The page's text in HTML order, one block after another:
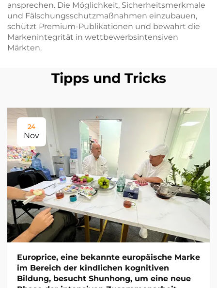
ansprechen. Die Möglichkeit, Sicherheitsmerkmale
und Fälschungsschutzmaßnahmen einzubauen,
schützt Premium-Publikationen und bewahrt die
Markenintegrität in wettbewerbsintensiven
Märkten.
Tipps und Tricks
24
Nov
Europrice, eine bekannte europäische Marke
im Bereich der kindlichen kognitiven
Bildung, besucht Shunhong, um eine neue